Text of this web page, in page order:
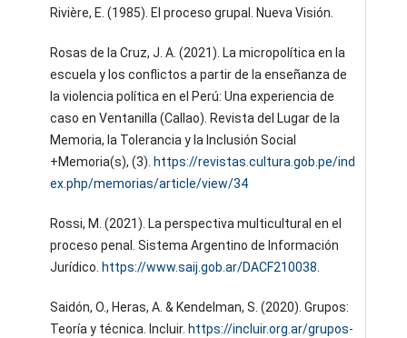
Rivière, E. (1985). El proceso grupal. Nueva Visión.
Rosas de la Cruz, J. A. (2021). La micropolítica en la
escuela y los conflictos a partir de la enseñanza de
la violencia política en el Perú: Una experiencia de
caso en Ventanilla (Callao). Revista del Lugar de la
Memoria, la Tolerancia y la Inclusión Social
+Memoria(s), (3). https://revistas.cultura.gob.pe/ind
ex.php/memorias/article/view/34
Rossi, M. (2021). La perspectiva multicultural en el
proceso penal. Sistema Argentino de Información
Jurídico. https://www.saij.gob.ar/DACF210038.
Saidón, O., Heras, A. & Kendelman, S. (2020). Grupos:
Teoría y técnica. Incluir. https://incluir.org.ar/grupos-